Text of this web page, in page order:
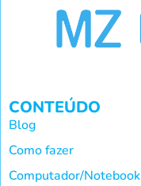
CONTEÚDO
Blog
Como fazer
Computador/Notebook